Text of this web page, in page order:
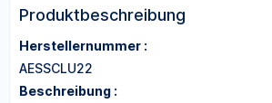
Produktbeschreibung
Herstellernummer :
AESSCLU22
Beschreibung :